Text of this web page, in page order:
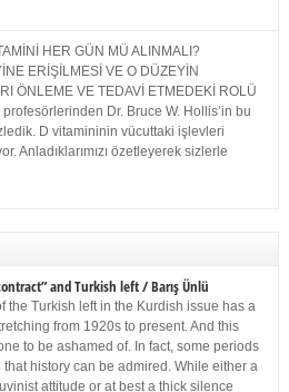
HER GÜN MÜ ALINMALI?
ERİŞİLMESİ VE O DÜZEYİN
ÖNLEME VE TEDAVİ ETMEDEKİ ROLÜ
Dr. Bruce W. Hollis’in bu
D vitamininin vücuttaki işlevleri
Anladıklarımızı özetleyerek sizlerle
and Turkish left / Barış Ünlü
the Turkish left in the Kurdish issue has a
from 1920s to present. And this
to be ashamed of. In fact, some periods
history can be admired. While either a
attitude or at best a thick silence